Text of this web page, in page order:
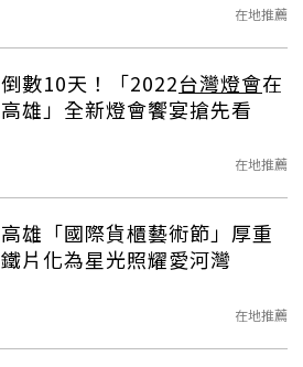
在地推薦
倒數10天！「2022台灣燈會在
高雄」全新燈會饗宴搶先看
在地推薦
高雄「國際貨櫃藝術節」厚重
鐵片化為星光照耀愛河灣
在地推薦